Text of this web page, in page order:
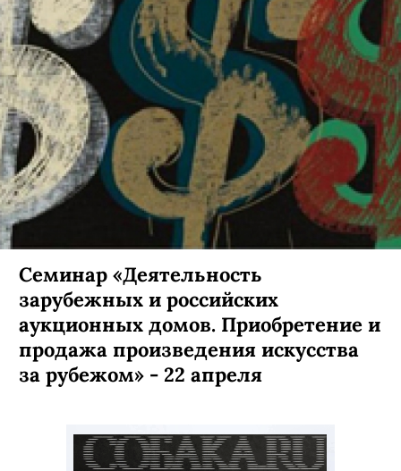
Семинар «Деятельность
зарубежных и российских
аукционных домов. Приобретение и
продажа произведения искусства
за рубежом» - 22 апреля